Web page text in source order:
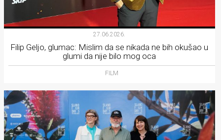
27.06.2026.
Filip Geljo, glumac: Mislim da se nikada ne bih okušao u
glumi da nije bilo mog oca
FILM